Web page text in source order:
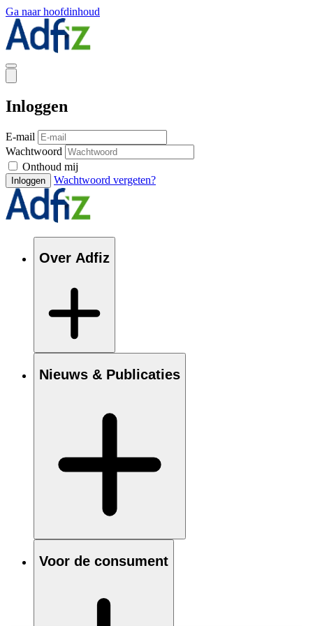
Ga naar hoofdinhoud
Inloggen
E-mail
Wachtwoord
Onthoud mij
Inloggen Wachtwoord vergeten?
Over Adfiz
Nieuws & Publicaties
Voor de consument